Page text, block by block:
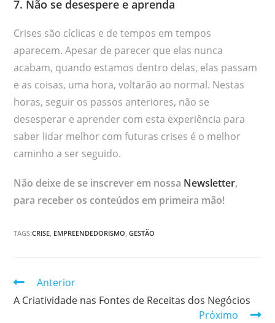
7. Não se desespere e aprenda
Crises são cíclicas e de tempos em tempos
aparecem. Apesar de parecer que elas nunca
acabam, quando estamos dentro delas, elas passam
e as coisas, uma hora, voltarão ao normal. Nestas
horas, seguir os passos anteriores, não se
desesperar e aprender com esta experiência para
saber lidar melhor com futuras crises é o melhor
caminho a ser seguido.
Não deixe de se inscrever em nossa Newsletter,
para receber os conteúdos em primeira mão!
TAGS:CRISE, EMPREENDEDORISMO,GESTÃO
Continuar
lendo
Anterior
A Criatividade nas Fontes de Receitas dos Negócios
Próximo